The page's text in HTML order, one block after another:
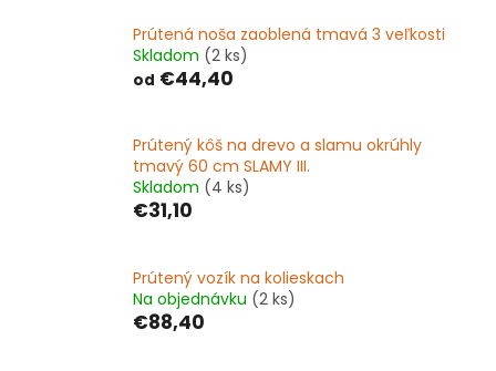
Prútená noša zaoblená tmavá 3 veľkosti
Skladom (2 ks)
od €44,40
Prútený kôš na drevo a slamu okrúhly
tmavý 60 cm SLAMY III.
Skladom (4 ks)
€31,10
Prútený vozík na kolieskach
Na objednávku (2 ks)
€88,40